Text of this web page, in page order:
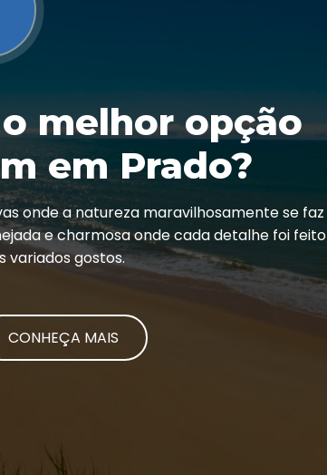
melhor opção
em Prado?
onde a natureza maravilhosamente se faz
e charmosa onde cada detalhe foi feito
variados gostos.
CONHEÇA MAIS